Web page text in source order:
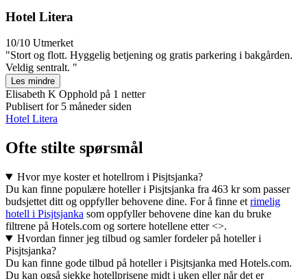
Hotel Litera
10/10 Utmerket
"Stort og flott. Hyggelig betjening og gratis parkering i bakgården.
Veldig sentralt. "
Les mindre
Elisabeth K Opphold på 1 netter
Publisert for 5 måneder siden
Hotel Litera
Ofte stilte spørsmål
Hvor mye koster et hotellrom i Pisjtsjanka?
Du kan finne populære hoteller i Pisjtsjanka fra 463 kr som passer
budsjettet ditt og oppfyller behovene dine. For å finne et rimelig
hotell i Pisjtsjanka som oppfyller behovene dine kan du bruke
filtrene på Hotels.com og sortere hotellene etter <>.
Hvordan finner jeg tilbud og samler fordeler på hoteller i
Pisjtsjanka?
Du kan finne gode tilbud på hoteller i Pisjtsjanka med Hotels.com.
Du kan også sjekke hotellprisene midt i uken eller når det er